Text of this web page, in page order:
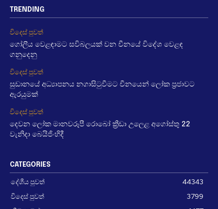
TRENDING
විදෙස් පුවත්
ගෝලීය වෙළඳාමට සවිබලයක් වන චීනයේ විදේශ වෙළඳ
ගනුදෙනු
විදෙස් පුවත්
සුඩානයේ අධ්‍යාපනය නගාසිටුවීමට චීනයෙන් ලෝක ප්‍රජාවට
ඇරයුමක්
විදෙස් පුවත්
දෙවන ලෝක මානවරූපී රොබෝ ක්‍රීඩා උලෙළ අගෝස්තු 22
වැනිදා බෙයිජිංහිදී
CATEGORIES
දේශීය පුවත්
44343
විදෙස් පුවත්
3799